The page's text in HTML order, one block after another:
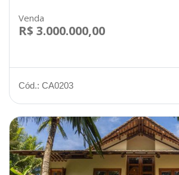
Venda
R$ 3.000.000,00
Cód.: CA0203